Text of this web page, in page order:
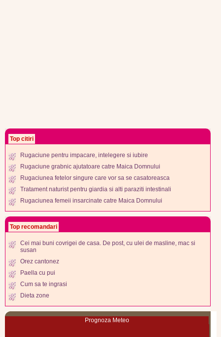
Top citiri
Rugaciune pentru impacare, intelegere si iubire
Rugaciune grabnic ajutatoare catre Maica Domnului
Rugaciunea fetelor singure care vor sa se casatoreasca
Tratament naturist pentru giardia si alti paraziti intestinali
Rugaciunea femeii insarcinate catre Maica Domnului
Top recomandari
Cei mai buni covrigei de casa. De post, cu ulei de masline, mac si
susan
Orez cantonez
Paella cu pui
Cum sa te ingrasi
Dieta zone
Prognoza Meteo